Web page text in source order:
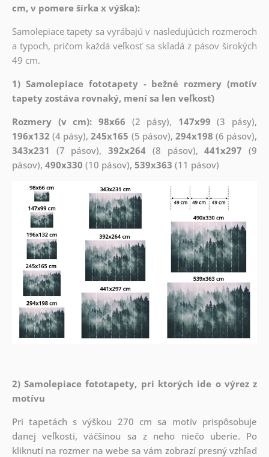
cm, v pomere šírka x výška):
Samolepiace tapety sa vyrábajú v nasledujúcich rozmeroch
a typoch, pričom každá veľkosť sa skladá z pásov širokých
49 cm.
1) Samolepiace fototapety - bežné rozmery (motív
tapety zostáva rovnaký, mení sa len veľkosť)
Rozmery (v cm): 98x66 (2 pásy), 147x99 (3 pásy),
196x132 (4 pásy),245x165 (5 pásov), 294x198 (6 pásov),
343x231
(7 pásov),392x264 (8 pásov),441x297 (9
pásov), 490x330 (10 pásov), 539x363 (11 pásov)
2) Samolepiace fototapety, pri ktorých ide o výrez z
motívu
Pri tapetách s výškou 270 cm sa motív prispôsobuje
danej veľkosti, väčšinou sa z neho niečo uberie. Po
kliknutí na rozmer na webe sa vám zobrazí presný vzhľad